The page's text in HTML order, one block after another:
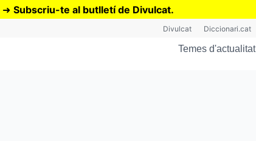
➜ Subscriu-te al butlletí de Divulcat.
Divulcat Diccionari.cat
Temes d'actualitat